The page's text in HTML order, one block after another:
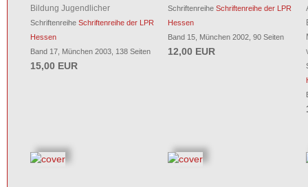
Bildung Jugendlicher
Schriftenreihe Schriftenreihe der LPR
Hessen
Band 17, München 2003, 138 Seiten
15,00 EUR
SchriftenreiheSchriftenreihe der LPR
Hessen
Band 15, München 2002, 90 Seiten
12,00 EUR